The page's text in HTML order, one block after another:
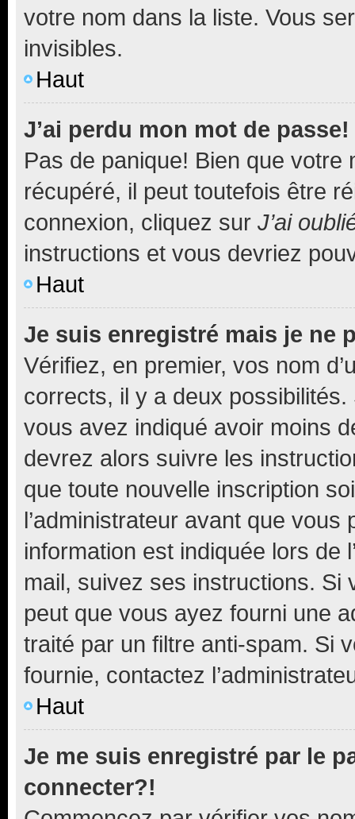
votre nom dans la liste. Vous
invisibles.
Haut
J’ai perdu mon mot de passe!
Pas de panique! Bien que
récupéré, il peut toutefois être
connexion, cliquez sur J’ai
instructions et vous devriez
Haut
Je suis enregistré mais je ne
Vérifiez, en premier, vos nom
corrects, il y a deux
vous avez indiqué avoir moins
devrez alors suivre les
que toute nouvelle inscription
l’administrateur avant que
information est indiquée lors de
mail, suivez ses instructions. Si
peut que vous ayez fourni une
traité par un filtre anti-spam. Si
fournie, contactez
Haut
Je me suis enregistré par le
connecter?!